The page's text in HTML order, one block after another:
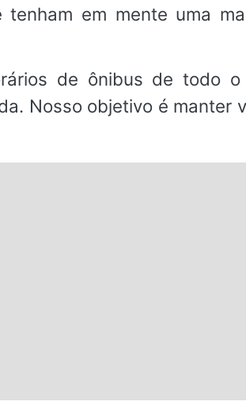
em mente uma
de ônibus de todo o
Nosso objetivo é manter